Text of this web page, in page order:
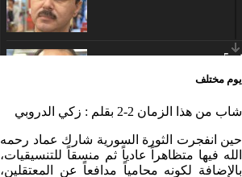
..
…
يوم مختلف
شاب من هذا الزمان 2-2 بقلم : زكي الدروبي
حين انفجرت الثورة السورية شارك عماد رحمه
الله فيها متظاهراً عادياً ثم منسقاً للتنسيقيات،
بالإضافة لكونه محامياً مدافعاً عن المعتقلين،